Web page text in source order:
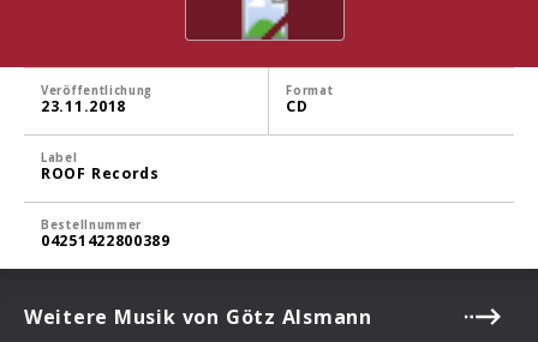
Veröffentlichung
23.11.2018
Format
CD
Label
ROOF Records
Bestellnummer
04251422800389
Weitere Musik von Götz Alsmann